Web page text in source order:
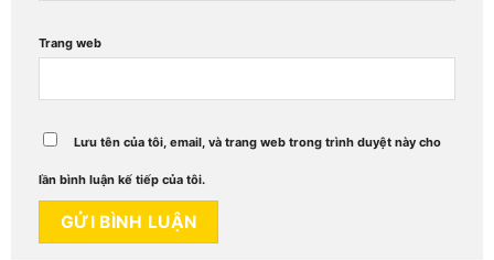
Trang web
Lưu tên của tôi, email, và trang web trong trình duyệt này cho
lần bình luận kế tiếp của tôi.